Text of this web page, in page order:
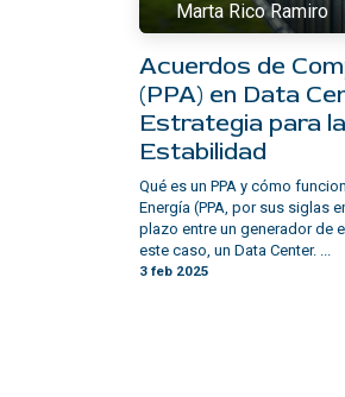
Marta Rico Ramiro
Acuerdos de
(PPA) en Data
Estrategia para
Estabilidad
Qué es un PPA y cómo
Energía (PPA, por sus siglas
plazo entre un generador de
este caso, un Data Center. ...
3 feb 2025